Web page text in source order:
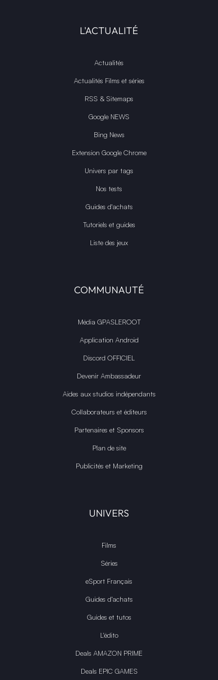
L'ACTUALITÉ
Actualités
Actualités Films et séries
RSS & Sitemaps
Google NEWS
Bing News
Extension Google Chrome
Univers par tags
Nos tests
Guides d'achats
Tutoriels et guides
Liste des jeux
COMMUNAUTÉ
Média GPASLEROOT
Application Android
Discord OFFICIEL
Devenir Ambassadeur
Aides aux studios indépendants
Collaborateurs et éditeurs
Partenaires et Sponsors
Plan de site
Publicités et Marketing
UNIVERS
Films
Séries
eSport Français
Guides d’achats
Guides et tutos
L'édito
Deals AMAZON PRIME
Deals EPIC GAMES